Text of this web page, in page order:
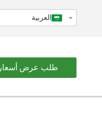
العربية
طلب عرض أسعار